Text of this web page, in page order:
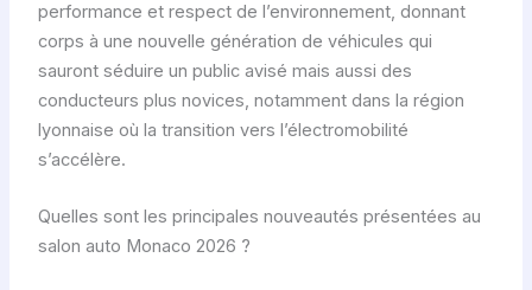
performance et respect de l’environnement, donnant
corps à une nouvelle génération de véhicules qui
sauront séduire un public avisé mais aussi des
conducteurs plus novices, notamment dans la région
lyonnaise où la transition vers l’électromobilité
s’accélère.
Quelles sont les principales nouveautés présentées au
salon auto Monaco 2026 ?